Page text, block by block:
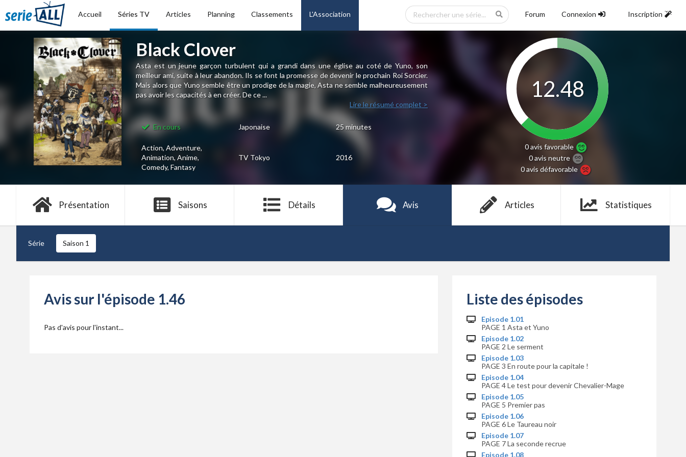
Accueil Séries TV Articles Planning Classements L'Association Forum Connexion Inscription
Black Clover
Asta est un jeune garçon turbulent qui a grandi dans une église au coté de Yuno, son
meilleur ami, suite à leur abandon. Ils se font la promesse de devenir le prochain Roi Sorcier.
Mais alors que Yuno semble être un prodige de la magie, Asta ne semble malheureusement
pas avoir les capacités à en créer. De ce ...
Lire le résumé complet >
En cours Japonaise 25 minutes
Action, Adventure,
Animation, Anime,
Comedy, Fantasy
TV Tokyo 2016
12.48
0 avisfavorable
0 avis neutre
0 avisdéfavorable
Présentation Saisons Détails Avis Articles Statistiques
Série Saison 1
Avis sur l'épisode 1.46
Pas d'avis pour l'instant...
Liste des épisodes
Episode 1.01
PAGE 1 Asta et Yuno
Episode 1.02
PAGE 2 Le serment
Episode 1.03
PAGE 3 En route pour la capitale !
Episode 1.04
PAGE 4 Le test pour devenir Chevalier-Mage
Episode 1.05
PAGE 5 Premier pas
Episode 1.06
PAGE 6 Le Taureau noir
Episode 1.07
PAGE 7 La seconde recrue
Episode 1.08